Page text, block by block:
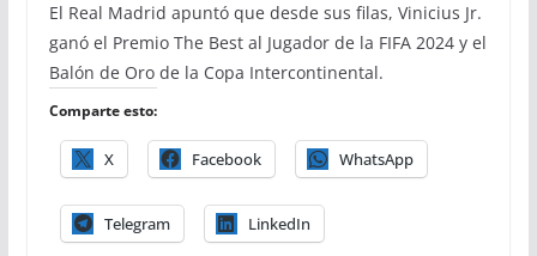
El Real Madrid apuntó que desde sus filas, Vinicius Jr.
ganó el Premio The Best al Jugador de la FIFA 2024 y el
Balón de Oro de la Copa Intercontinental.
Comparte esto:
X Facebook WhatsApp
Telegram LinkedIn